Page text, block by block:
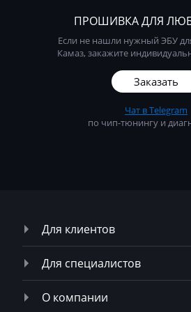
ПРОШИВКА ДЛЯ
Если не нашли нужный ЭБУ
Камаз, закажите
Заказать
Чат в Telegram
по чип-тюнингу и
Для клиентов
Для специалистов
О компании